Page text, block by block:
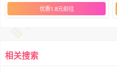
优惠1.8元
相关搜索